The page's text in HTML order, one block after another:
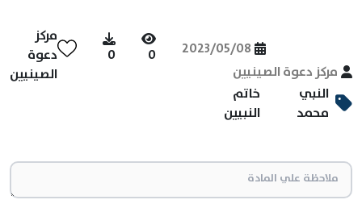
مركز دعوة الصينيين
2023/05/08
0
0
مركز
دعوة
الصينيين
النبي
محمد
خاتم
النبيين